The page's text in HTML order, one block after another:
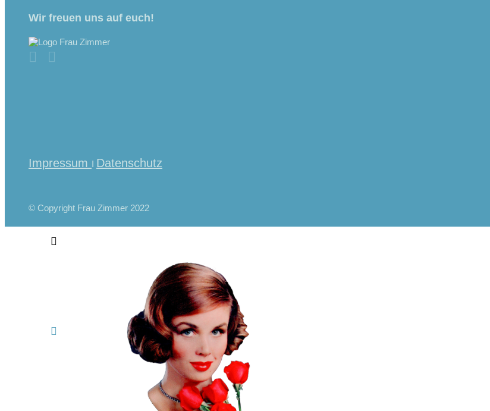
Wir freuen uns auf euch!
Impressum I Datenschutz
© Copyright Frau Zimmer 2022